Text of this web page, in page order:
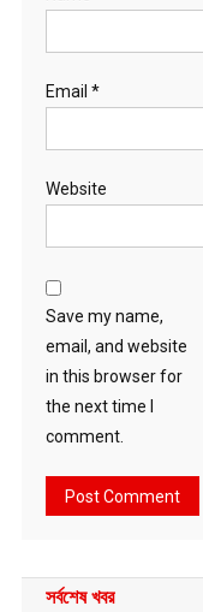
Email *
Website
Save my name,
email, and website
in this browser for
the next time I
comment.
সর্বশেষ খবর